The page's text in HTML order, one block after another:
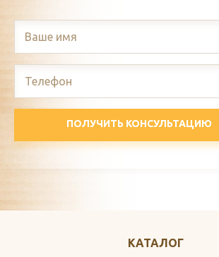
ПОЛУЧИТЬ КОНСУЛЬТАЦИЮ
КАТАЛОГ